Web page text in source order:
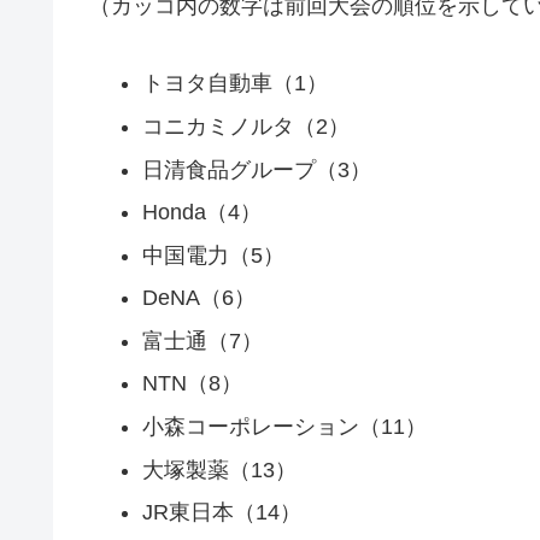
（カッコ内の数字は前回大会の順位を示して
トヨタ自動車（1）
コニカミノルタ（2）
日清食品グループ（3）
Honda（4）
中国電力（5）
DeNA（6）
富士通（7）
NTN（8）
小森コーポレーション（11）
大塚製薬（13）
JR東日本（14）